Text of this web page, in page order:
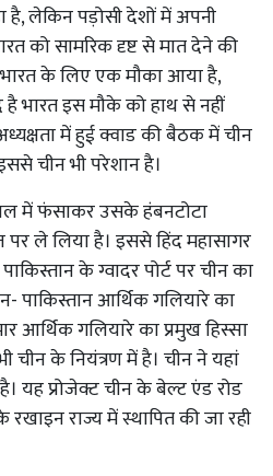
है, लेकिन पड़ोसी देशों में अपनी
को सामरिक दृष्ट से मात देने की
के लिए एक मौका आया है,
है भारत इस मौके को हाथ से नहीं
में हुई क्वाड की बैठक में चीन
चीन भी परेशान है।
में फंसाकर उसके हंबनटोटा
ले लिया है। इससे हिंद महासागर
के ग्वादर पोर्ट पर चीन का
पाकिस्तान आर्थिक गलियारे का
आर्थिक गलियारे का प्रमुख हिस्सा
चीन के नियंत्रण में है। चीन ने यहां
यह प्रोजेक्ट चीन के बेल्ट एंड रोड
राज्य में स्थापित की जा रही